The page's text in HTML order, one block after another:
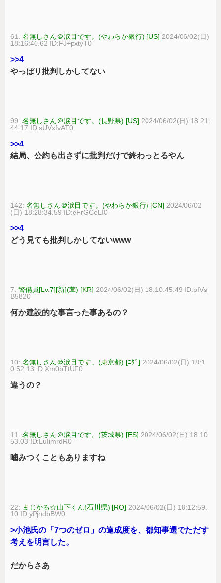
61:名無しさん＠涙目です。(やわらか銀行) [US] 2024/06/02(日)
18:16:40.62 ID:FJ+pxtyT0
>>4
やっぱり批判しかしてない
99:名無しさん＠涙目です。(長野県) [US] 2024/06/02(日) 18:21:
44.17 ID:sUVxfvAT0
>>4
結局、公約も出さずに批判だけで終わっとるやん
142:名無しさん＠涙目です。(やわらか銀行) [CN] 2024/06/02
(日) 18:28:34.59 ID:eFrGCeLI0
>>4
どう見ても批判しかしてないwww
7:警備員[Lv.7][新](茸) [KR] 2024/06/02(日) 18:10:45.49 ID:pIVs
B5820
何か建設的な事言った事あるの？
10:名無しさん＠涙目です。(東京都) [ﾆﾀﾞ] 2024/06/02(日) 18:1
0:52.13 ID:Xm0bTtUF0
違うの？
11:名無しさん＠涙目です。(茨城県) [ES] 2024/06/02(日) 18:10:
53.03 ID:LuIimrdR0
噛みつくこともありますね
22: まじかる☆山下くん(石川県) [RO] 2024/06/02(日) 18:12:59.
10 ID:yPjndbBW0
>小池氏の「7つのゼロ」の達成度を、都知事選でただす
考えを明言した。
だからさあ